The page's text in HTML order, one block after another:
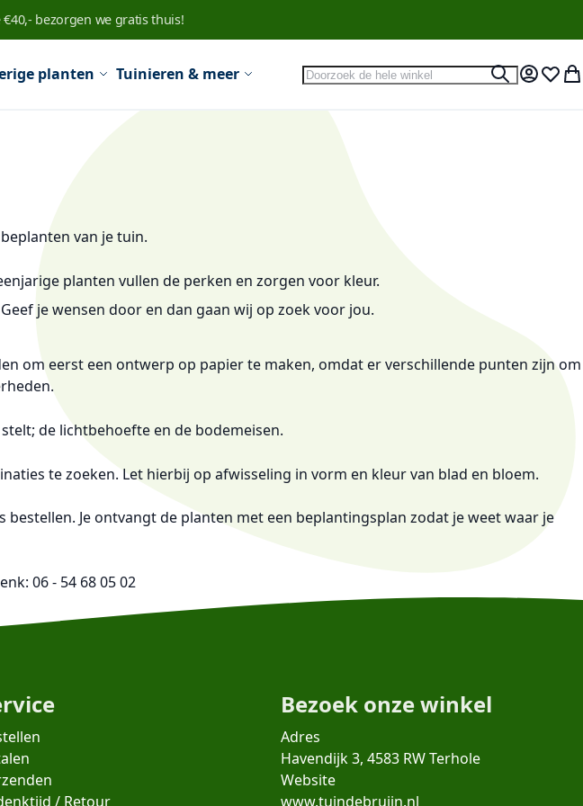
€40,- bezorgen we gratis thuis!
planten Tuinieren & meer Search
Search
Account
van je tuin.
planten vullen de perken en zorgen voor kleur.
je wensen door en dan gaan wij op zoek voor jou.
om eerst een ontwerp op papier te maken, omdat er verschillende punten zijn om
de lichtbehoefte en de bodemeisen.
te zoeken. Let hierbij op afwisseling in vorm en kleur van blad en bloem.
Je ontvangt de planten met een beplantingsplan zodat je weet waar je
06 - 54 68 05 02
/ Retour
Bezoek onze winkel
Adres
Havendijk 3, 4583 RW Terhole
Website
www.tuindebruijn.nl